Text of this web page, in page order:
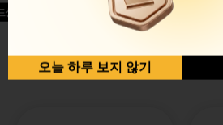
글윙
반반순살[레드+허니]
오늘 하루 보지 않기